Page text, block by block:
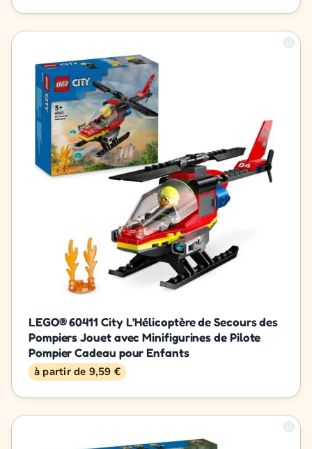
LEGO® 60411 City L’Hélicoptère de Secours des
Pompiers Jouet avec Minifigurines de Pilote
Pompier Cadeau pour Enfants
à partir de 9,59 €